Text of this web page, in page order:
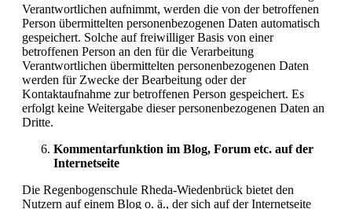
Verantwortlichen aufnimmt, werden die von der betroffenen
Person übermittelten personenbezogenen Daten automatisch
gespeichert. Solche auf freiwilliger Basis von einer
betroffenen Person an den für die Verarbeitung
Verantwortlichen übermittelten personenbezogenen Daten
werden für Zwecke der Bearbeitung oder der
Kontaktaufnahme zur betroffenen Person gespeichert. Es
erfolgt keine Weitergabe dieser personenbezogenen Daten an
Dritte.
Kommentarfunktion im Blog, Forum etc. auf der
Internetseite
Die Regenbogenschule Rheda-Wiedenbrück bietet den
Nutzern auf einem Blog o. ä., der sich auf der Internetseite